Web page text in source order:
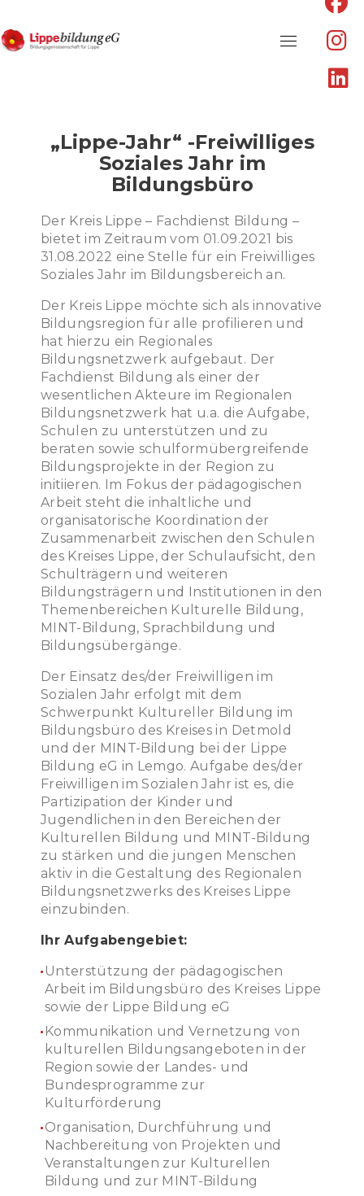
„Lippe-Jahr“ -Freiwilliges
Soziales Jahr im
Bildungsbüro
Der Kreis Lippe – Fachdienst Bildung –
bietet im Zeitraum vom 01.09.2021 bis
31.08.2022 eine Stelle für ein Freiwilliges
Soziales Jahr im Bildungsbereich an.
Der Kreis Lippe möchte sich als innovative
Bildungsregion für alle profilieren und
hat hierzu ein Regionales
Bildungsnetzwerk aufgebaut. Der
Fachdienst Bildung als einer der
wesentlichen Akteure im Regionalen
Bildungsnetzwerk hat u.a. die Aufgabe,
Schulen zu unterstützen und zu
beraten sowie schulformübergreifende
Bildungsprojekte in der Region zu
initiieren. Im Fokus der pädagogischen
Arbeit steht die inhaltliche und
organisatorische Koordination der
Zusammenarbeit zwischen den Schulen
des Kreises Lippe, der Schulaufsicht, den
Schulträgern und weiteren
Bildungsträgern und Institutionen in den
Themenbereichen Kulturelle Bildung,
MINT-Bildung, Sprachbildung und
Bildungsübergänge.
Der Einsatz des/der Freiwilligen im
Sozialen Jahr erfolgt mit dem
Schwerpunkt Kultureller Bildung im
Bildungsbüro des Kreises in Detmold
und der MINT-Bildung bei der Lippe
Bildung eG in Lemgo. Aufgabe des/der
Freiwilligen im Sozialen Jahr ist es, die
Partizipation der Kinder und
Jugendlichen in den Bereichen der
Kulturellen Bildung und MINT-Bildung
zu stärken und die jungen Menschen
aktiv in die Gestaltung des Regionalen
Bildungsnetzwerks des Kreises Lippe
einzubinden.
Ihr Aufgabengebiet:
Unterstützung der pädagogischen
Arbeit im Bildungsbüro des Kreises Lippe
sowie der Lippe Bildung eG
Kommunikation und Vernetzung von
kulturellen Bildungsangeboten in der
Region sowie der Landes- und
Bundesprogramme zur
Kulturförderung
Organisation, Durchführung und
Nachbereitung von Projekten und
Veranstaltungen zur Kulturellen
Bildung und zur MINT-Bildung